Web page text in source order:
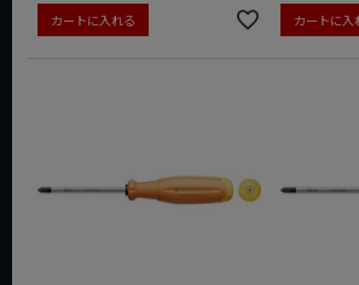
カートに入れる カートに入